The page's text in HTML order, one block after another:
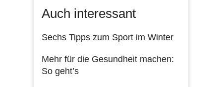
Auch interessant
Sechs Tipps zum Sport im Winter
Mehr für die Gesundheit machen:
So geht’s